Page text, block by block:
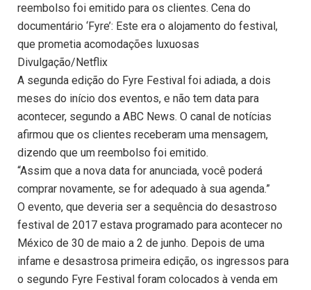
reembolso foi emitido para os clientes. Cena do
documentário ‘Fyre’: Este era o alojamento do festival,
que prometia acomodações luxuosas
Divulgação/Netflix
A segunda edição do Fyre Festival foi adiada, a dois
meses do início dos eventos, e não tem data para
acontecer, segundo a ABC News. O canal de notícias
afirmou que os clientes receberam uma mensagem,
dizendo que um reembolso foi emitido.
“Assim que a nova data for anunciada, você poderá
comprar novamente, se for adequado à sua agenda.”
O evento, que deveria ser a sequência do desastroso
festival de 2017 estava programado para acontecer no
México de 30 de maio a 2 de junho. Depois de uma
infame e desastrosa primeira edição, os ingressos para
o segundo Fyre Festival foram colocados à venda em